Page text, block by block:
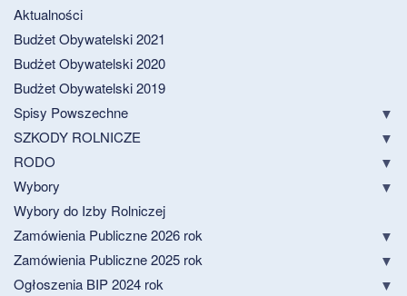
Aktualności
Budżet Obywatelski 2021
Budżet Obywatelski 2020
Budżet Obywatelski 2019
Spisy Powszechne
SZKODY ROLNICZE
RODO
Wybory
Wybory do Izby Rolniczej
Zamówienia Publiczne 2026 rok
Zamówienia Publiczne 2025 rok
Ogłoszenia BIP 2024 rok